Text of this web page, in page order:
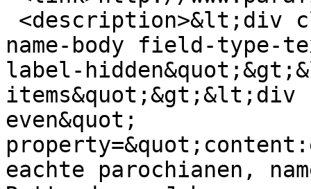
name-body field-type-
label-
items&quot;&gt;&lt;div
even&quot;
eachte parochianen,